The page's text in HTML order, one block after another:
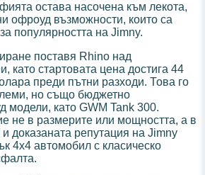
остава насочена към лекота,
офроуд възможности, които са
популярността на Jimny.
поставя Rhino над
като стартовата цена достига 44
преди пътни разходи. Това го
но също бюджетно
модели, като GWM Tank 300.
не в размерите или мощността, а в
доказаната репутация на Jimny
4x4 автомобил с класическо